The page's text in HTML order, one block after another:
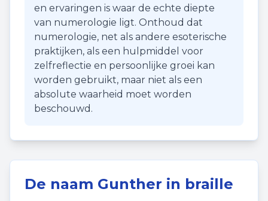
en ervaringen is waar de echte diepte
van numerologie ligt. Onthoud dat
numerologie, net als andere esoterische
praktijken, als een hulpmiddel voor
zelfreflectie en persoonlijke groei kan
worden gebruikt, maar niet als een
absolute waarheid moet worden
beschouwd.
De naam Gunther in braille